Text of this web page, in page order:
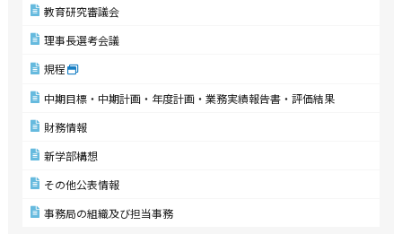
教育研究審議会
理事長選考会議
規程
中期目標・中期計画・年度計画・業務実績報告書・評価結果
財務情報
新学部構想
その他公表情報
事務局の組織及び担当事務